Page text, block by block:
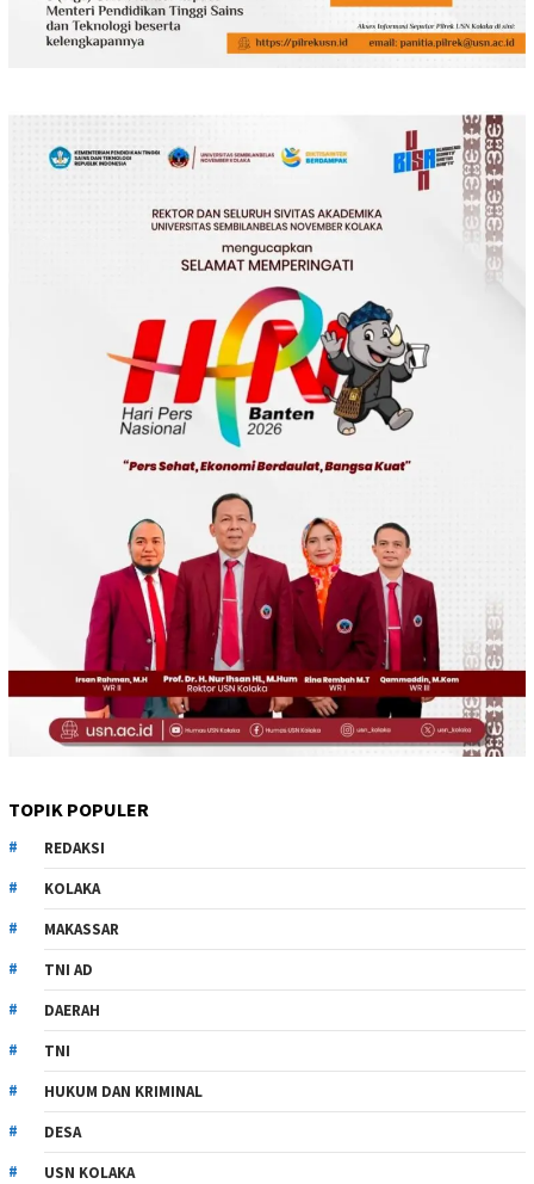
TOPIK POPULER
REDAKSI
KOLAKA
MAKASSAR
TNI AD
DAERAH
TNI
HUKUM DAN KRIMINAL
DESA
USN KOLAKA